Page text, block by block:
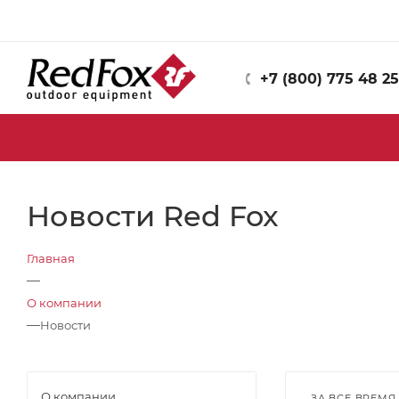
+7 (800) 775 48 25
Новости Red Fox
Главная
—
О компании
—Новости